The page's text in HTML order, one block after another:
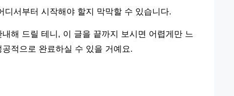
서부터 시작해야 할지 막막할 수 있습니다.
해 드릴 테니, 이 글을 끝까지 보시면 어렵게만 느
적으로 완료하실 수 있을 거예요.